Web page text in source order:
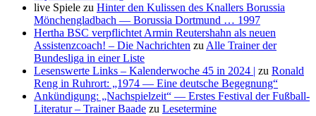
live Spiele zu Hinter den Kulissen des Knallers Borussia
Mönchengladbach — Borussia Dortmund … 1997
Hertha BSC verpflichtet Armin Reutershahn als neuen
Assistenzcoach! – Die Nachrichten zu Alle Trainer der
Bundesliga in einer Liste
Lesenswerte Links – Kalenderwoche 45 in 2024 | zu Ronald
Reng in Ruhrort: „1974 — Eine deutsche Begegnung“
Ankündigung: „Nachspielzeit“ — Erstes Festival der Fußball-
Literatur – Trainer Baade zu Lesetermine